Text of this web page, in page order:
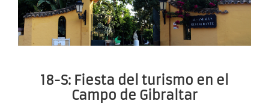
18-S: Fiesta del turismo en el
Campo de Gibraltar